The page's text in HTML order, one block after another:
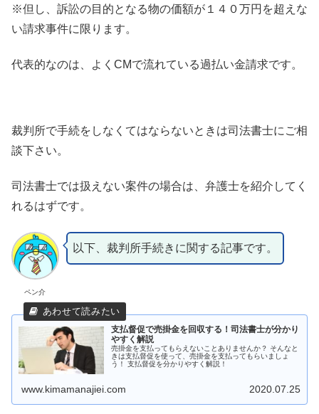
※但し、訴訟の目的となる物の価額が１４０万円を超えな
い請求事件に限ります。
代表的なのは、よくCMで流れている過払い金請求です。
裁判所で手続をしなくてはならないときは司法書士にご相
談下さい。
司法書士では扱えない案件の場合は、弁護士を紹介してく
れるはずです。
ペン介
以下、裁判所手続きに関する記事です。
支払督促で売掛金を回収する！司法書士が分かり
やすく解説
売掛金を支払ってもらえないことありませんか？ そんなと
きは支払督促を使って、売掛金を支払ってもらいましょ
う！ 支払督促を分かりやすく解説！
www.kimamanajiei.com 2020.07.25